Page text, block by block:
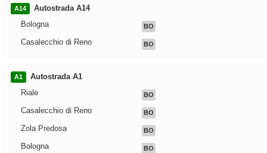
A14
Autostrada A14
Bologna
BO
Casalecchio di Reno BO
A1
Autostrada A1
Riale
BO
Casalecchio di Reno BO
Zola Predosa BO
Bologna BO